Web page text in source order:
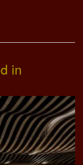
in